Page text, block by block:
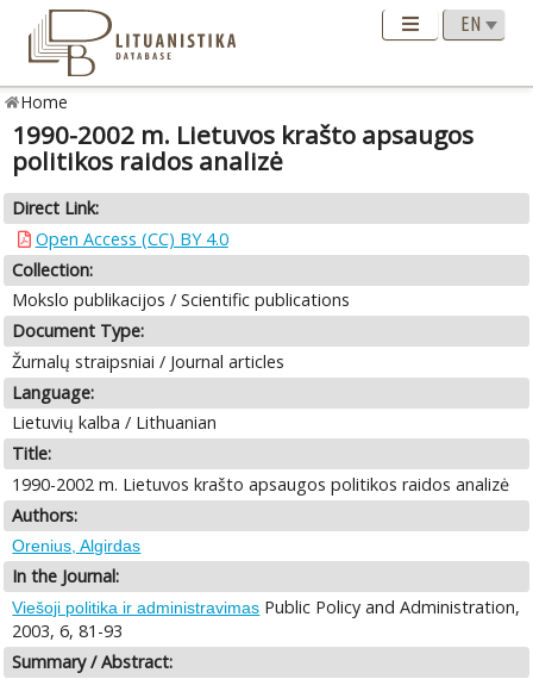
Home
1990-2002 m. Lietuvos krašto apsaugos
politikos raidos analizė
Direct Link:
Open Access (CC) BY 4.0
Collection:
Mokslo publikacijos / Scientific publications
Document Type:
Žurnalų straipsniai / Journal articles
Language:
Lietuvių kalba / Lithuanian
Title:
1990-2002 m. Lietuvos krašto apsaugos politikos raidos analizė
Authors:
Orenius, Algirdas
In the Journal:
Viešoji politika ir administravimas Public Policy and Administration,
2003, 6, 81-93
Summary / Abstract: